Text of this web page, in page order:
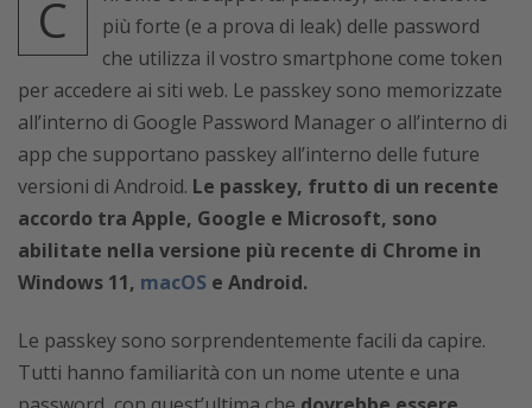
C
più forte (e a prova di leak) delle password
che utilizza il vostro smartphone come token
per accedere ai siti web. Le passkey sono memorizzate
all’interno di Google Password Manager o all’interno di
app che supportano passkey all’interno delle future
versioni di Android. Le passkey, frutto di un recente
accordo tra Apple, Google e Microsoft, sono
abilitate nella versione più recente di Chrome in
Windows 11, macOS e Android.
Le passkey sono sorprendentemente facili da capire.
Tutti hanno familiarità con un nome utente e una